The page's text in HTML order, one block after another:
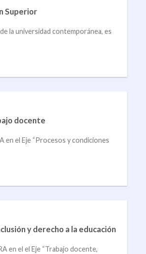
Superior
la universidad contemporánea, es
docente
en el Eje “Procesos y condiciones
y derecho a la educación
en el el Eje “Trabajo docente,